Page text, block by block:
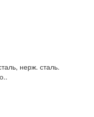
нерж. сталь.